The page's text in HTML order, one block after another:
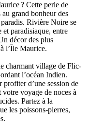
? Cette perle de
grand bonheur des
Rivière Noire se
et paradisiaque, entre
décor des plus
l’Île Maurice.
charmant village de Flic-
l’océan Indien.
profiter d’une session de
voyage de noces à
Partez à la
les poissons-pierres,